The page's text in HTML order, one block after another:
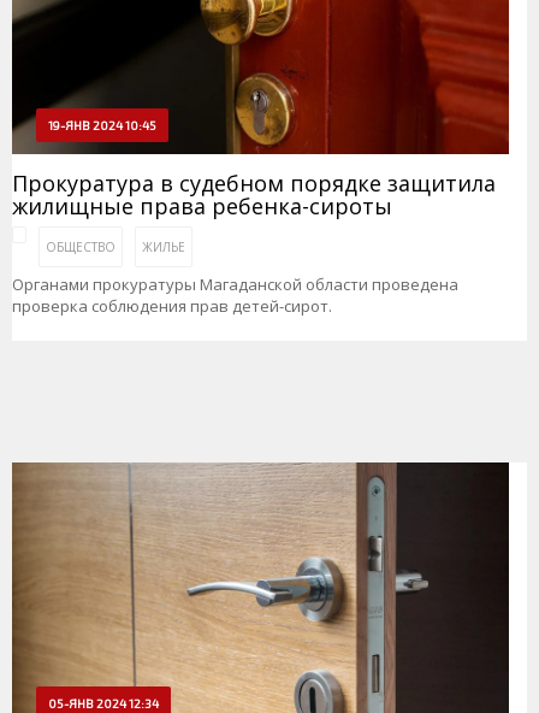
19-ЯНВ 2024 10:45
Прокуратура в судебном порядке защитила
жилищные права ребенка-сироты
ОБЩЕСТВО ЖИЛЬЕ
Органами прокуратуры Магаданской области проведена
проверка соблюдения прав детей-сирот.
05-ЯНВ 2024 12:34